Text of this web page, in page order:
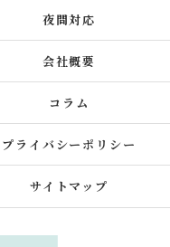
夜間対応
会社概要
コラム
プライバシーポリシー
サイトマップ